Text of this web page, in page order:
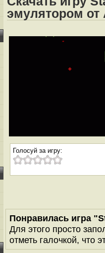
эмулятором от
Голосуй за игру:
Понравилась игра
Для этого просто
отметь галочкой, что